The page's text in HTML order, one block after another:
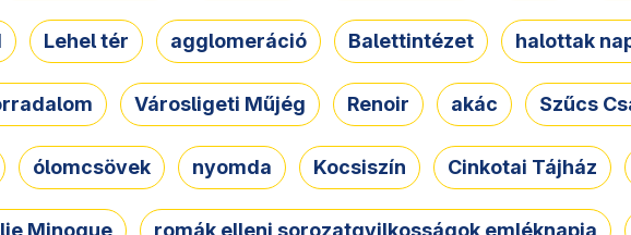
Lehel tér agglomeráció Balettintézet halottak
Városligeti Műjég Renoir akác Szűcs
ólomcsövek nyomda Kocsiszín Cinkotai Tájház
Minogue romák elleni sorozatgyilkosságok emléknapja